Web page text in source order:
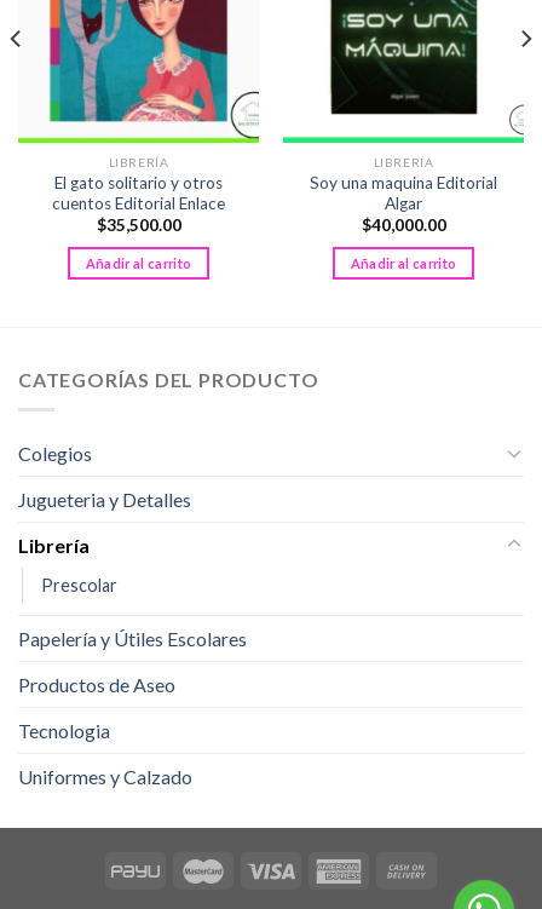
LIBRERÍA
El gato solitario y otros
cuentos Editorial Enlace
$35,500.00
Añadir al carrito
LIBRERÍA
Soy una maquina Editorial
Algar
$40,000.00
Añadir al carrito
CATEGORÍAS DEL PRODUCTO
Colegios
Jugueteria y Detalles
Librería
Prescolar
Papelería y Útiles Escolares
Productos de Aseo
Tecnologia
Uniformes y Calzado